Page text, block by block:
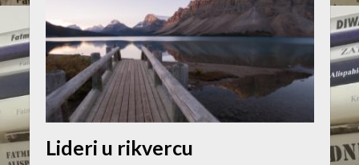
Lideri u rikvercu